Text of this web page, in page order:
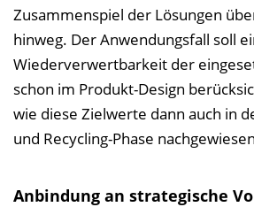
Zusammenspiel der Lösungen
hinweg. Der Anwendungsfall soll
Wiederverwertbarkeit der
schon im Produkt-Design
wie diese Zielwerte dann auch in
und Recycling-Phase
Anbindung an strategische